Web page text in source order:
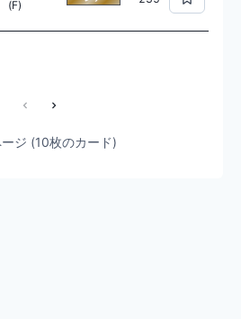
(F)
ジ (10枚のカード)